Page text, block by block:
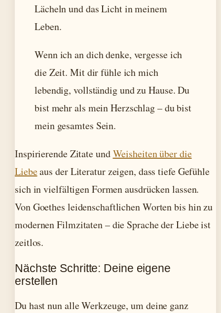
Lächeln und das Licht in meinem
Leben.
Wenn ich an dich denke, vergesse ich
die Zeit. Mit dir fühle ich mich
lebendig, vollständig und zu Hause. Du
bist mehr als mein Herzschlag – du bist
mein gesamtes Sein.
Inspirierende Zitate undWeisheiten über die
Liebeaus der Literatur zeigen, dass tiefe Gefühle
sich in vielfältigen Formen ausdrücken lassen.
Von Goethes leidenschaftlichen Worten bis hin zu
modernen Filmzitaten – die Sprache der Liebe ist
zeitlos.
Nächste Schritte: Deine eigene
erstellen
Du hast nun alle Werkzeuge, um deine ganz